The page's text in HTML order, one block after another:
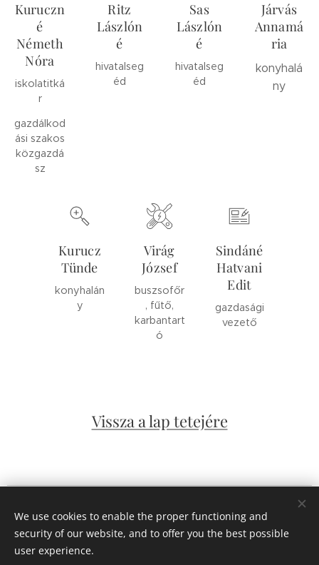
Kuruczn
é
Németh
Nóra
iskolatitká
r
gazdálkod
ási szakos
közgazdá
sz
Ritz
Lászlón
é
hivatalseg
éd
Sas
Lászlón
é
hivatalseg
éd
Járvás
Annamá
ria
konyhalá
ny
Kurucz
Tünde
konyhalán
y
Virág
József
buszsofőr
, fűtő,
karbantart
ó
Sindáné
Hatvani
Edit
gazdasági
vezető
Vissza a lap tetejére
Szent István Római Katolikus Általános Iskola
Minden jog fenntartva.
Powered by
We use cookies to enable the proper functioning and
security of our website, and to offer you the best possible
user experience.